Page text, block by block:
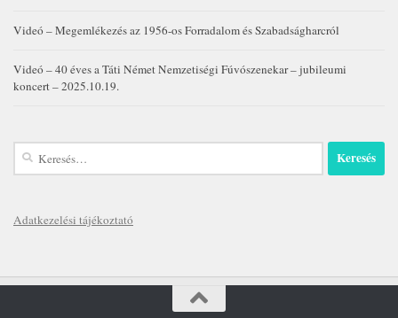
Videó – Megemlékezés az 1956-os Forradalom és Szabadságharcról
Videó – 40 éves a Táti Német Nemzetiségi Fúvószenekar – jubileumi
koncert – 2025.10.19.
Keresés:
Adatkezelési tájékoztató